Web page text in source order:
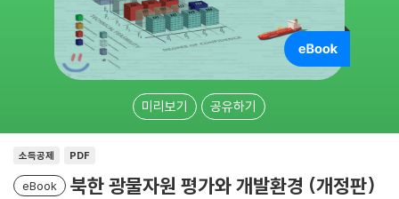
미리보기 공유하기
소득공제 PDF
eBook 북한 광물자원 평가와 개발환경 (개정판)